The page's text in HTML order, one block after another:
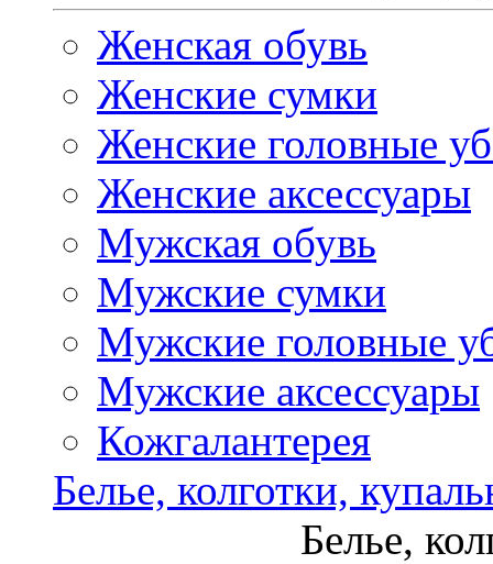
Женская обувь
Женские сумки
Женские головные
Женские аксессуары
Мужская обувь
Мужские сумки
Мужские головные
Мужские аксессуары
Кожгалантерея
Белье, колготки,
Белье,